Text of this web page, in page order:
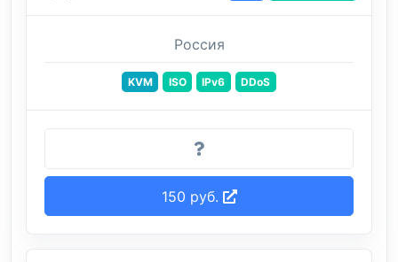
Россия
KVM ISO IPv6 DDoS
150 руб.